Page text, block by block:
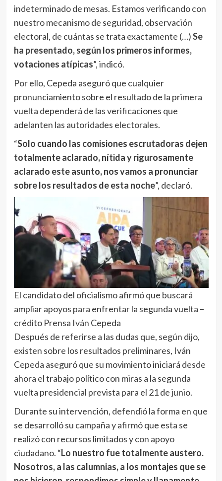
indeterminado de mesas. Estamos verificando con
nuestro mecanismo de seguridad, observación
electoral, de cuántas se trata exactamente (…)Se
ha presentado, según los primeros informes,
votaciones atípicas”, indicó.
Por ello, Cepeda aseguró que cualquier
pronunciamiento sobre el resultado de la primera
vuelta dependerá de las verificaciones que
adelanten las autoridades electorales.
“Solo cuando las comisiones escrutadoras dejen
totalmente aclarado, nítida y rigurosamente
aclarado este asunto, nos vamos a pronunciar
sobre los resultados de esta noche”, declaró.
El candidato del oficialismo afirmó que buscará
ampliar apoyos para enfrentar la segunda vuelta –
crédito Prensa Iván Cepeda
Después de referirse a las dudas que, según dijo,
existen sobre los resultados preliminares, Iván
Cepeda aseguró que su movimiento iniciará desde
ahora el trabajo político con miras a la segunda
vuelta presidencial prevista para el 21 de junio.
Durante su intervención, defendió la forma en que
se desarrolló su campaña y afirmó que esta se
realizó con recursos limitados y con apoyo
ciudadano. “Lo nuestro fue totalmente austero.
Nosotros, a las calumnias, a los montajes que se